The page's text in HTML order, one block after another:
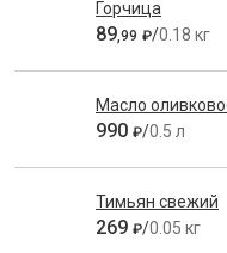
Горчица
89,99 ₽/0.18 кг
Масло
990 ₽/0.5 л
Тимьян свежий
269 ₽/0.05 кг